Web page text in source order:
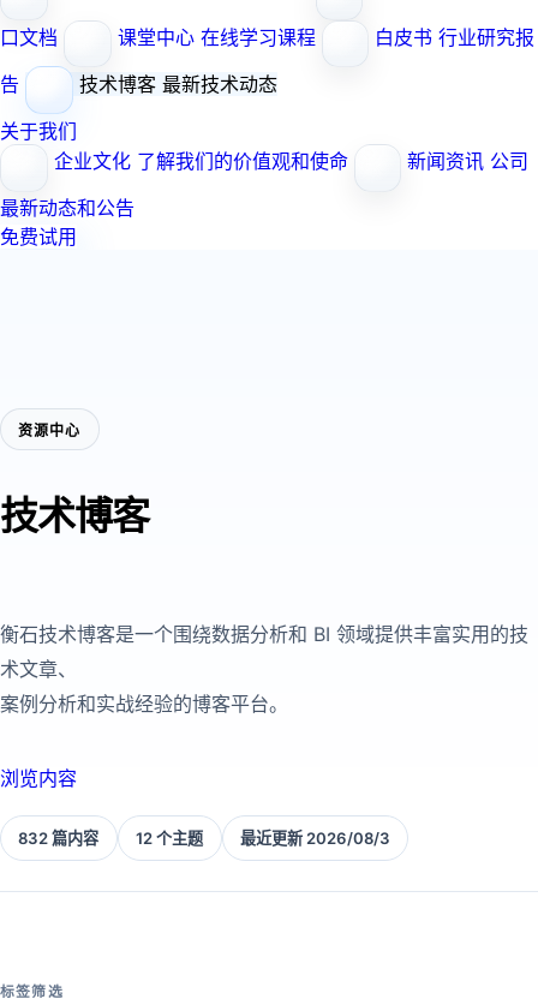
口文档
课堂中心 在线学习课程 白皮书 行业研究报
告
技术博客 最新技术动态
关于我们
企业文化 了解我们的价值观和使命 新闻资讯 公司
最新动态和公告
免费试用
资源中心
技术博客
衡石技术博客是一个围绕数据分析和 BI 领域提供丰富实用的技
术文章、
案例分析和实战经验的博客平台。
浏览内容
832 篇内容 12 个主题 最近更新 2026/08/3
标签筛选